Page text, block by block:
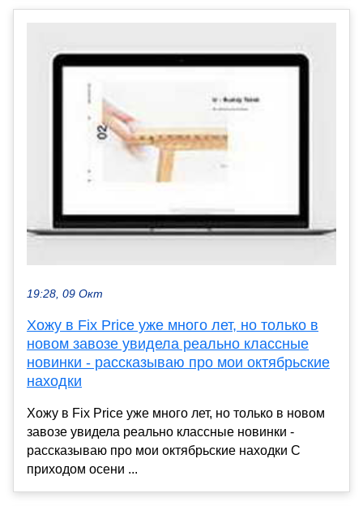
19:28, 09 Окт
Хожу в Fix Price уже много лет, но только в
новом завозе увидела реально классные
новинки - рассказываю про мои октябрьские
находки
Хожу в Fix Price уже много лет, но только в новом
завозе увидела реально классные новинки -
рассказываю про мои октябрьские находки С
приходом осени ...